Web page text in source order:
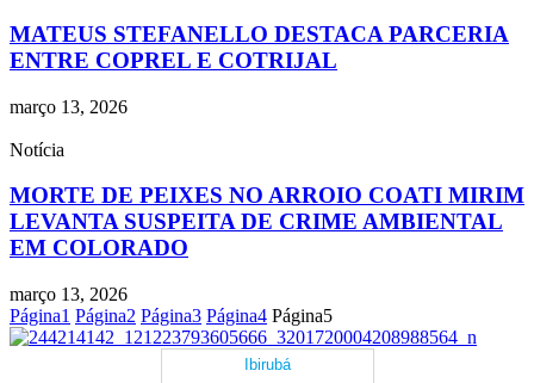
MATEUS STEFANELLO DESTACA PARCERIA
ENTRE COPREL E COTRIJAL
março 13, 2026
Notícia
MORTE DE PEIXES NO ARROIO COATI MIRIM
LEVANTA SUSPEITA DE CRIME AMBIENTAL
EM COLORADO
março 13, 2026
Página1 Página2 Página3 Página4 Página5